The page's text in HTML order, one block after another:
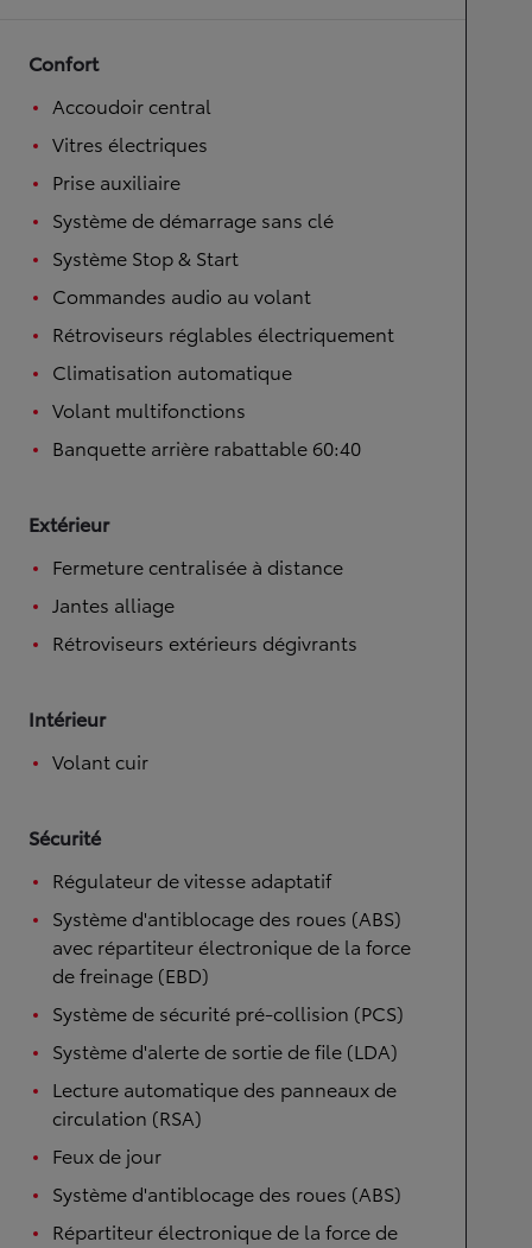
Confort
Accoudoir central
Vitres électriques
Prise auxiliaire
Système de démarrage sans clé
Système Stop & Start
Commandes audio au volant
Rétroviseurs réglables électriquement
Climatisation automatique
Volant multifonctions
Banquette arrière rabattable 60:40
Extérieur
Fermeture centralisée à distance
Jantes alliage
Rétroviseurs extérieurs dégivrants
Intérieur
Volant cuir
Sécurité
Régulateur de vitesse adaptatif
Système d'antiblocage des roues (ABS)
avec répartiteur électronique de la force
de freinage (EBD)
Système de sécurité pré-collision (PCS)
Système d'alerte de sortie de file (LDA)
Lecture automatique des panneaux de
circulation (RSA)
Feux de jour
Système d'antiblocage des roues (ABS)
Répartiteur électronique de la force de